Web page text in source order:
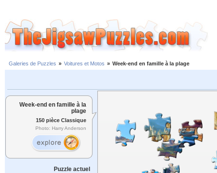
Galeries de Puzzles » Voitures et Motos » Week-end en famille à la plage
Week-end en famille à la
plage
150 pièce Classique
Photo: Harry Anderson
Puzzle actuel